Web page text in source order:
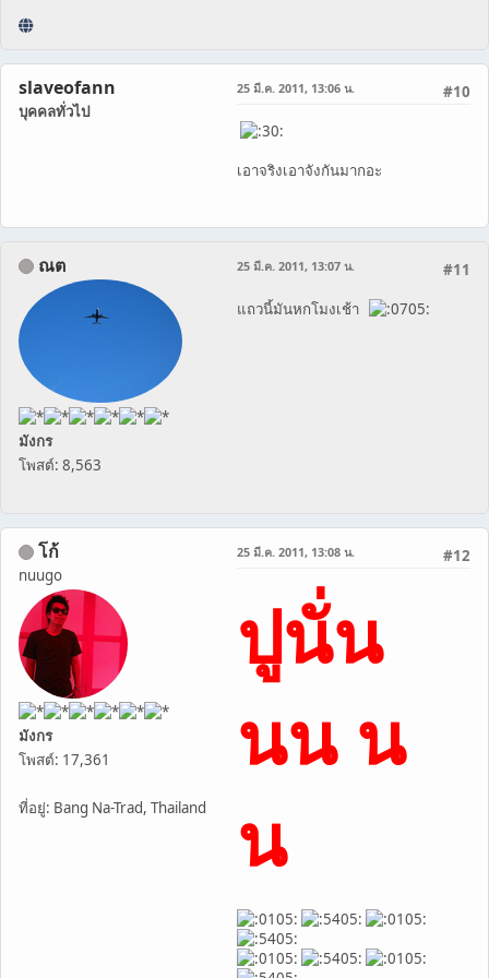
slaveofann
บุคคลทั่วไป
#10
25 มี.ค. 2011, 13:06 น.
เอาจริงเอาจังกันมากอะ
ณต
มังกร
โพสต์: 8,563
#11
25 มี.ค. 2011, 13:07 น.
แถวนี้มันหกโมงเช้า
โก้
nuugo
มังกร
โพสต์: 17,361
ที่อยู่: Bang Na-Trad, Thailand
#12
25 มี.ค. 2011, 13:08 น.
ปูนั่น
นน น
น